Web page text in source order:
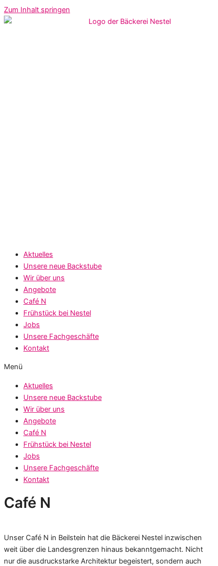
Zum Inhalt springen
Aktuelles
Unsere neue Backstube
Wir über uns
Angebote
Café N
Frühstück bei Nestel
Jobs
Unsere Fachgeschäfte
Kontakt
Menü
Aktuelles
Unsere neue Backstube
Wir über uns
Angebote
Café N
Frühstück bei Nestel
Jobs
Unsere Fachgeschäfte
Kontakt
Café N
Unser Café N in Beilstein hat die Bäckerei Nestel inzwischen
weit über die Landesgrenzen hinaus bekanntgemacht. Nicht
nur die ausdruckstarke Architektur begeistert, sondern auch